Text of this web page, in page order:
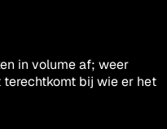
in volume af; weer
bij wie er het